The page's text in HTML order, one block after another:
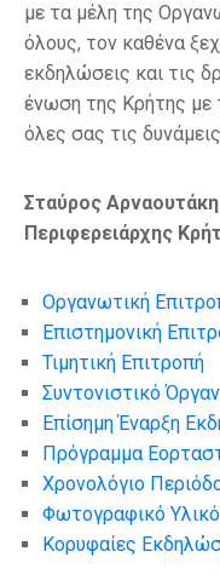
με τα μέλη της
όλους, τον καθένα
εκδηλώσεις και τις
ένωση της Κρήτης με
όλες σας τις
Σταύρος
Περιφερειάρχης
Οργανωτική
Επιστημονική
Τιμητική Επιτροπή
Συντονιστικό
Επίσημη Έναρξη
Πρόγραμμα
Χρονολόγιο
Φωτογραφικό Υλικό
Κορυφαίες